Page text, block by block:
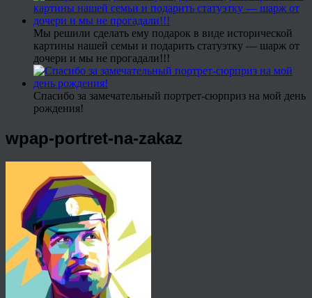
Мы решили сделать ему подарок в виде исторической
картины нашей семьи и подарить статуэтку — шарж от
дочери и мы не прогадали!!!
Спасибо за замечательный портрет-сюрприз на мой день
рождения!
wpap-portret-na-zakaz